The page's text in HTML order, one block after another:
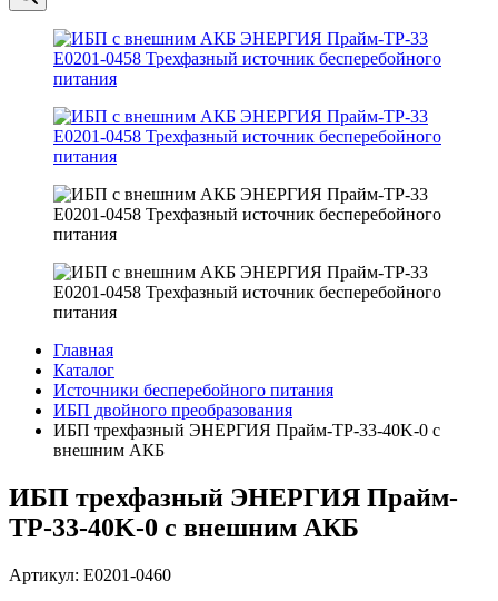
Главная
Каталог
Источники бесперебойного питания
ИБП двойного преобразования
ИБП трехфазный ЭНЕРГИЯ Прайм-ТР-33-40K-0 с
внешним АКБ
ИБП трехфазный ЭНЕРГИЯ Прайм-
ТР-33-40K-0 с внешним АКБ
Артикул: Е0201-0460